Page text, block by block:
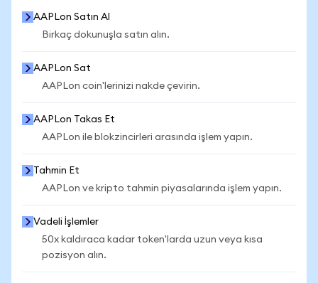
AAPLon Satın Al
Birkaç dokunuşla satın alın.
AAPLon Sat
AAPLon coin'lerinizi nakde çevirin.
AAPLon Takas Et
AAPLon ile blokzincirleri arasında işlem yapın.
Tahmin Et
AAPLon ve kripto tahmin piyasalarında işlem yapın.
Vadeli İşlemler
50x kaldıraca kadar token'larda uzun veya kısa
pozisyon alın.